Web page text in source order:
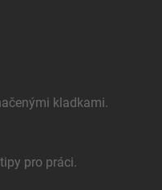
kladkami.
pro práci.